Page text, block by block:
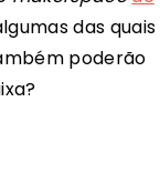
das quais
poderão